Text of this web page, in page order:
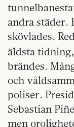
andra städer.
skövlades.
äldsta tidning,
brändes.
och
poliser.
Sebastian
men